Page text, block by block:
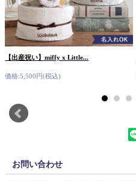
【出産祝い】miffy x Little...
価格:5,500円(税込)
お問い合わせ